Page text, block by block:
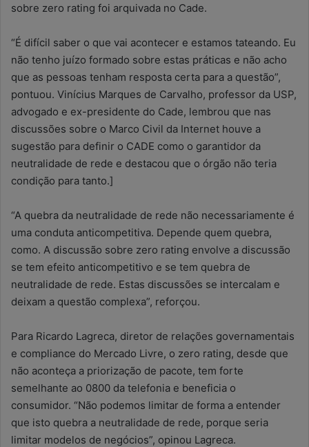
sobre zero rating foi arquivada no Cade.
“É difícil saber o que vai acontecer e estamos tateando. Eu
não tenho juízo formado sobre estas práticas e não acho
que as pessoas tenham resposta certa para a questão”,
pontuou. Vinícius Marques de Carvalho, professor da USP,
advogado e ex-presidente do Cade, lembrou que nas
discussões sobre o Marco Civil da Internet houve a
sugestão para definir o CADE como o garantidor da
neutralidade de rede e destacou que o órgão não teria
condição para tanto.]
“A quebra da neutralidade de rede não necessariamente é
uma conduta anticompetitiva. Depende quem quebra,
como. A discussão sobre zero rating envolve a discussão
se tem efeito anticompetitivo e se tem quebra de
neutralidade de rede. Estas discussões se intercalam e
deixam a questão complexa”, reforçou.
Para Ricardo Lagreca, diretor de relações governamentais
e compliance do Mercado Livre, o zero rating, desde que
não aconteça a priorização de pacote, tem forte
semelhante ao 0800 da telefonia e beneficia o
consumidor. “Não podemos limitar de forma a entender
que isto quebra a neutralidade de rede, porque seria
limitar modelos de negócios”, opinou Lagreca.